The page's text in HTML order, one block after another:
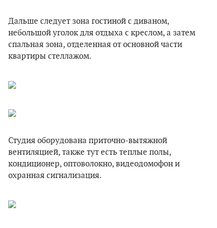
Дальше следует зона гостиной с диваном,
небольшой уголок для отдыха с креслом, а затем
спальная зона, отделенная от основной части
квартиры стеллажом.
Студия оборудована приточно-вытяжной
вентиляцией, также тут есть теплые полы,
кондиционер, оптоволокно, видеодомофон и
охранная сигнализация.